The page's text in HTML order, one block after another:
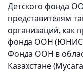
Детского фонда
представителям
организаций, как
фонда ООН
Фонда ООН в
Казахстане